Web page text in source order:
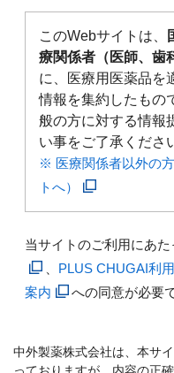
このWebサイトは、
療関係者（医師、歯
に、医療用医薬品を
情報を集約したもの
般の方に対する情報
い事をご了承くださ
※ 医療関係者以外の
トへ）
当サイトのご利用にあた
PLUS CHUGAI利
案内
への同意が必要
中外製薬株式会社は、本サ
っておりますが、内容の正